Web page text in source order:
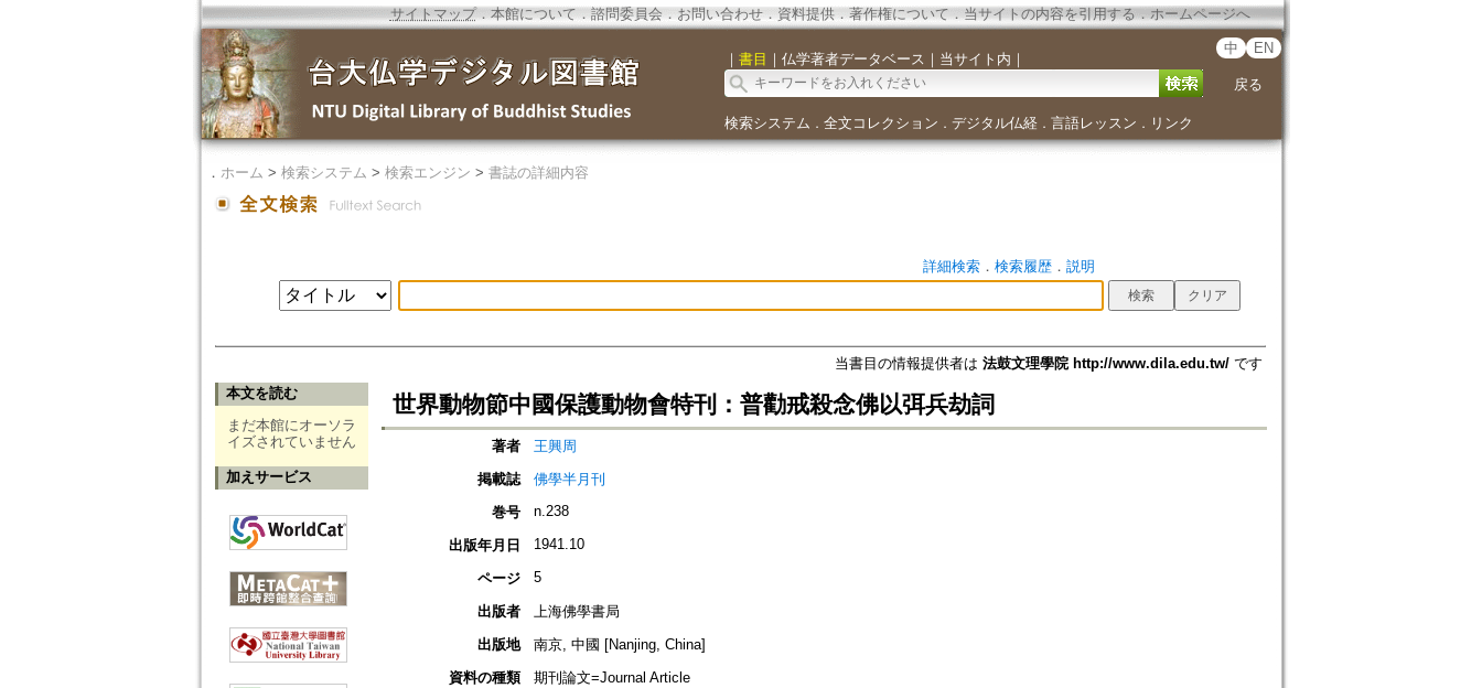
サイトマップ．本館について ． 諮問委員会． お問い合わせ． 資料提供． 著作権について．当サイトの内容を引用する ． ホームページへ
｜ 書目 ｜ 仏学著者データベース ｜ 当サイト内 ｜
中 EN
戻る
検索システム ． 全文コレクション ． デジタル仏経． 言語レッスン ． リンク
． ホーム > 検索システム > 検索エンジン > 書誌の詳細内容
詳細検索． 検索履歴． 説明
当書目の情報提供者は 法鼓文理學院 http://www.dila.edu.tw/です
本文を読む
まだ本館にオーソラ
イズされていません
加えサービス
世界動物節中國保護動物會特刊：普勸戒殺念佛以弭兵劫詞
著者
王興周
掲載誌
佛學半月刊
巻号
n.238
出版年月日 1941.10
ページ 5
出版者
上海佛學書局
出版地
南京, 中國 [Nanjing, China]
資料の種類
期刊論文=Journal Article